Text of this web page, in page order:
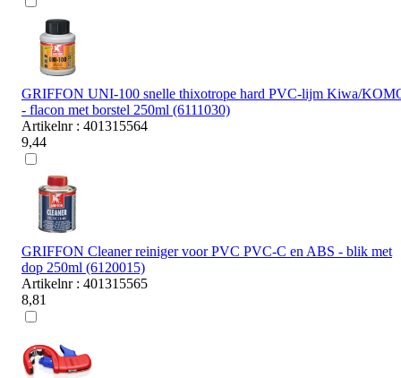
GRIFFON UNI-100 snelle thixotrope hard PVC-lijm Kiwa/
- flacon met borstel 250ml (6111030)
Artikelnr : 401315564
9,44
GRIFFON Cleaner reiniger voor PVC PVC-C en ABS - blik met
dop 250ml (6120015)
Artikelnr : 401315565
8,81